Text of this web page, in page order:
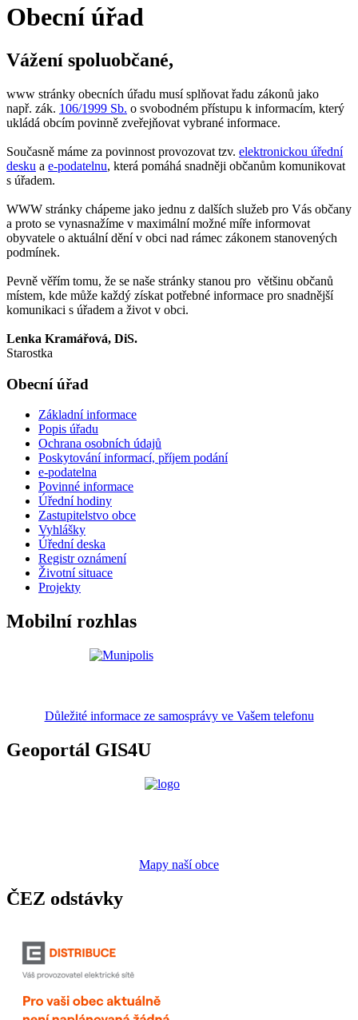
Obecní úřad
Vážení spoluobčané,
www stránky obecních úřadu musí splňovat řadu zákonů jako
např. zák. 106/1999 Sb. o svobodném přístupu k informacím, který
ukládá obcím povinně zveřejňovat vybrané informace.
Současně máme za povinnost provozovat tzv. elektronickou úřední
desku a e-podatelnu, která pomáhá snadněji občanům komunikovat
s úřadem.
WWW stránky chápeme jako jednu z dalších služeb pro Vás občany
a proto se vynasnažíme v maximální možné míře informovat
obyvatele o aktuální dění v obci nad rámec zákonem stanovených
podmínek.
Pevně věřím tomu, že se naše stránky stanou pro většinu občanů
místem, kde může každý získat potřebné informace pro snadnější
komunikaci s úřadem a život v obci.
Lenka Kramářová, DiS.
Starostka
Obecní úřad
Základní informace
Popis úřadu
Ochrana osobních údajů
Poskytování informací, příjem podání
e-podatelna
Povinné informace
Úřední hodiny
Zastupitelstvo obce
Vyhlášky
Úřední deska
Registr oznámení
Životní situace
Projekty
Mobilní rozhlas
Důležité informace ze samosprávy ve Vašem telefonu
Geoportál GIS4U
Mapy naší obce
ČEZ odstávky